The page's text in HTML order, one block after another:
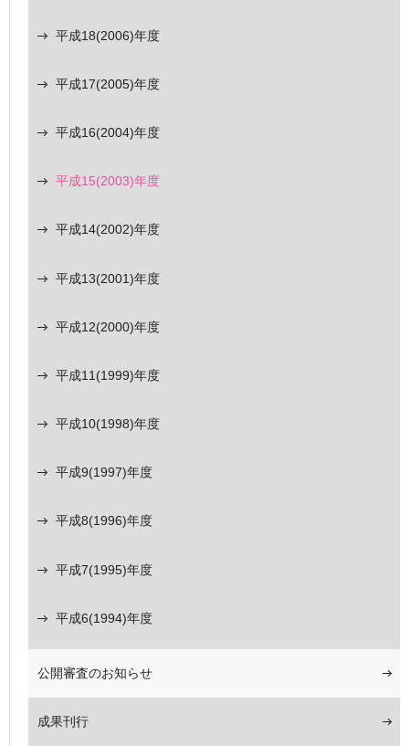
平成18(2006)年度
平成17(2005)年度
平成16(2004)年度
平成15(2003)年度
平成14(2002)年度
平成13(2001)年度
平成12(2000)年度
平成11(1999)年度
平成10(1998)年度
平成9(1997)年度
平成8(1996)年度
平成7(1995)年度
平成6(1994)年度
公開審査のお知らせ
成果刊行